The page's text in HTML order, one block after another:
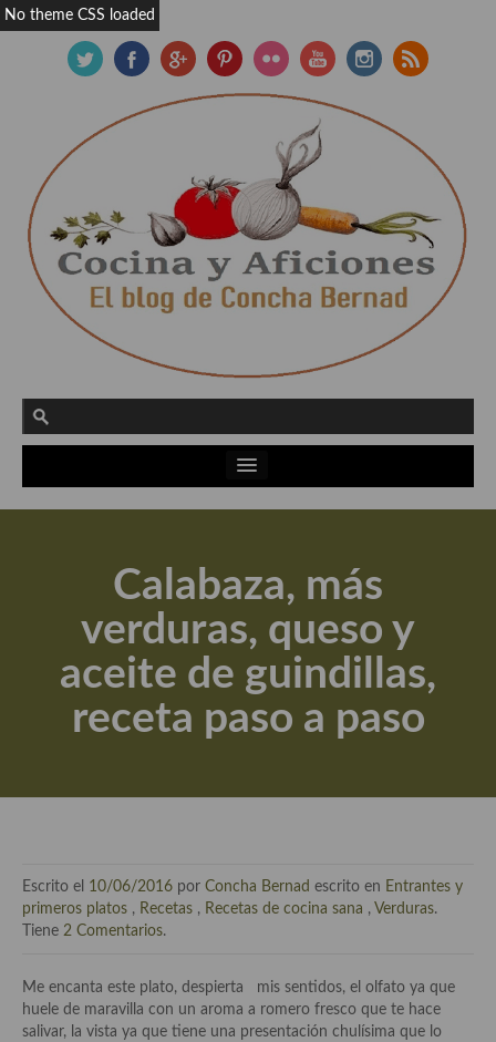
Actualidad y recomendaciones
Apuntes, estudios sobre temas interesantes e importantes
Aceite de Oliva Virgen Extra (AOVE)
Recetas maridadas con los mejores AOVES
Flores en la cocina recetas
En la mesa: menaje, vajilla, técnicas de emplatado, decoración
Historia de la gastronomía, platos celebres, cocineros, críticos,
historias culinarias y otras cosas
Calabaza, más
verduras, queso y
aceite de guindillas,
receta paso a paso
Escrito el 10/06/2016 por Concha Bernad escrito en Entrantes y
primeros platos , Recetas , Recetas de cocina sana , Verduras.
Tiene 2 Comentarios.
Me encanta este plato, despierta mis sentidos, el olfato ya que
huele de maravilla con un aroma a romero fresco que te hace
salivar, la vista ya que tiene una presentación chulísima que lo
No theme CSS loaded